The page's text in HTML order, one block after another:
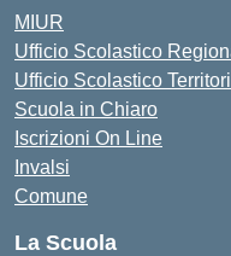
MIUR
Ufficio Scolastico
Ufficio Scolastico
Scuola in Chiaro
Iscrizioni On Line
Invalsi
Comune
La Scuola